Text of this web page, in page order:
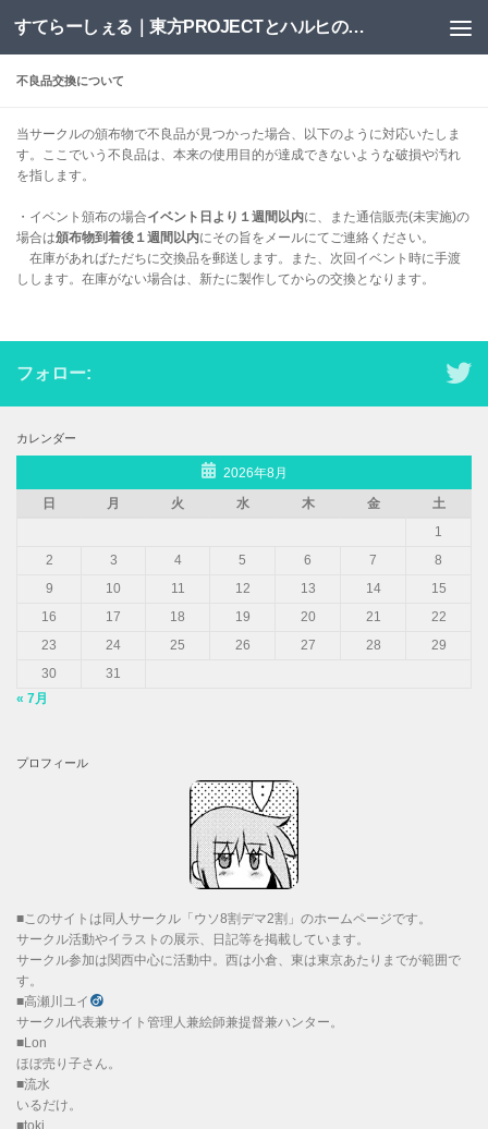
コンテンツへスキップ すてらーしぇる｜東方PROJECTとハルヒの二次創作サイト
不良品交換について
当サークルの頒布物で不良品が見つかった場合、以下のように対応いたしま
す。ここでいう不良品は、本来の使用目的が達成できないような破損や汚れ
を指します。
・イベント頒布の場合イベント日より１週間以内に、また通信販売(未実施)の
場合は頒布物到着後１週間以内にその旨をメールにてご連絡ください。
在庫があればただちに交換品を郵送します。また、次回イベント時に手渡
しします。在庫がない場合は、新たに製作してからの交換となります。
フォロー:
カレンダー
2026年8月
日
月 火 水 木 金
土
1
2
3 4 5 6 7
8
9
10 11 12 13 14
15
16
17 18 19 20 21
22
23
24 25 26 27 28
29
30
31
« 7月
プロフィール
■このサイトは同人サークル「ウソ8割デマ2割」のホームページです。
サークル活動やイラストの展示、日記等を掲載しています。
サークル参加は関西中心に活動中。西は小倉、東は東京あたりまでが範囲で
す。
■高瀬川ユイ
サークル代表兼サイト管理人兼絵師兼提督兼ハンター。
■Lon
ほぼ売り子さん。
■流水
いるだけ。